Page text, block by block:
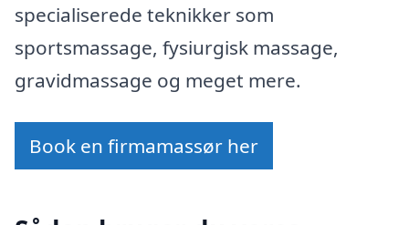
specialiserede teknikker som
sportsmassage, fysiurgisk massage,
gravidmassage og meget mere.
Book en firmamassør her